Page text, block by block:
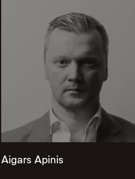
Aigars Apinis